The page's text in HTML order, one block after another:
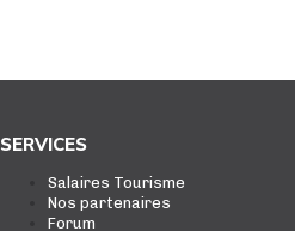
SERVICES
Salaires Tourisme
Nos partenaires
Forum